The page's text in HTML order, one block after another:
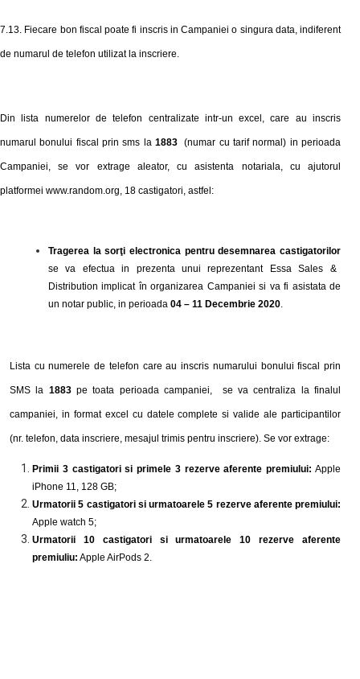
7.13. Fiecare bon fiscal poate fi inscris in Campaniei o singura data, indiferent
de numarul de telefon utilizat la inscriere.
Din lista numerelor de telefon centralizate intr-un excel, care au inscris
numarul bonului fiscal prin sms la 1883(numar cu tarif normal) in perioada
Campaniei, se vor extrage aleator, cu asistenta notariala, cu ajutorul
platformei www.random.org, 18 castigatori, astfel:
Tragerea la sorţi electronica pentru desemnarea castigatorilor
se va efectua in prezenta unui reprezentant Essa Sales &
Distribution implicat în organizarea Campaniei si va fi asistata de
un notar public, in perioada 04 – 11 Decembrie 2020.
Lista cu numerele de telefon care au inscris numarului bonului fiscal prin
SMS la 1883pe toata perioada campaniei, se va centraliza la finalul
campaniei, in format excel cu datele complete si valide ale participantilor
(nr. telefon, data inscriere, mesajul trimis pentru inscriere). Se vor extrage:
Primii 3 castigatori si primele 3 rezerve aferente premiului: Apple
iPhone 11, 128 GB;
Urmatorii 5 castigatori si urmatoarele 5 rezerve aferente premiului:
Apple watch 5;
Urmatorii 10 castigatori si urmatoarele 10 rezerve aferente
premiuliu: Apple AirPods 2.